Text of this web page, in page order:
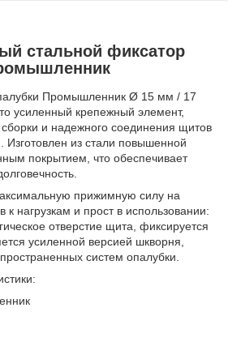
стальной фиксатор
Промышленник Ø 15 мм / 17
усиленный крепежный элемент,
и надежного соединения щитов
Изготовлен из стали повышенной
покрытием, что обеспечивает
прижимную силу на
к нагрузкам и прост в использовании:
отверстие щита, фиксируется
усиленной версией шкворня,
систем опалубки.